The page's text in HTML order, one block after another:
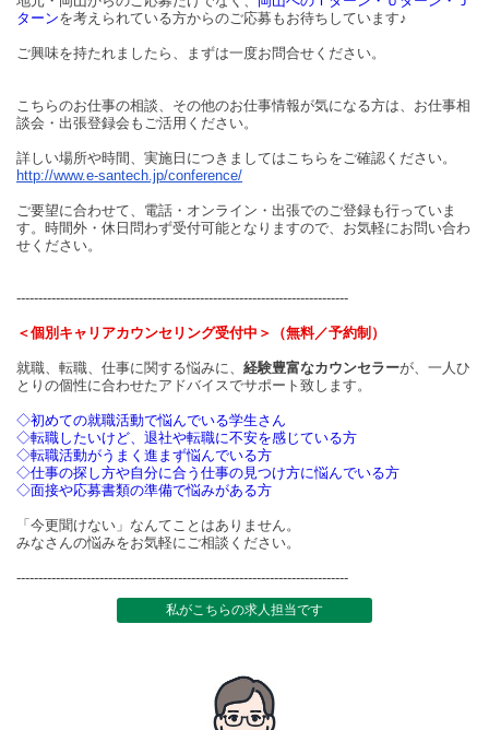
ターンを考えられている方からのご応募もお待ちしています♪
ご興味を持たれましたら、まずは一度お問合せください。
こちらのお仕事の相談、その他のお仕事情報が気になる方は、お仕事相
談会・出張登録会もご活用ください。
詳しい場所や時間、実施日につきましてはこちらをご確認ください。
http://www.e-santech.jp/conference/
ご要望に合わせて、電話・オンライン・出張でのご登録も行っていま
す。時間外・休日問わず受付可能となりますので、お気軽にお問い合わ
せください。
----------------------------------------------------------------------------
＜個別キャリアカウンセリング受付中＞（無料／予約制）
就職、転職、仕事に関する悩みに、 経験豊富なカウンセラーが、一人ひ
とりの個性に合わせたアドバイスでサポート致します。
◇初めての就職活動で悩んでいる学生さん
◇転職したいけど、退社や転職に不安を感じている方
◇転職活動がうまく進まず悩んでいる方
◇仕事の探し方や自分に合う仕事の見つけ方に悩んでいる方
◇面接や応募書類の準備で悩みがある方
「今更聞けない」なんてことはありません。
みなさんの悩みをお気軽にご相談ください。
----------------------------------------------------------------------------
私がこちらの求人担当です